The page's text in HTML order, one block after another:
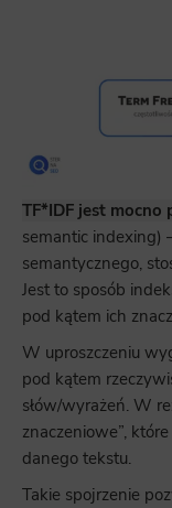
TF*IDF jest mocno
semantic indexing)
semantycznego,
Jest to sposób
pod kątem ich
W uproszczeniu
pod kątem
słów/wyrażeń. W
znaczeniowe”,
danego tekstu.
Takie spojrzenie